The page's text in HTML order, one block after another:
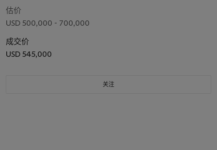
估价
USD 500,000 - 700,000
成交价
USD 545,000
关注